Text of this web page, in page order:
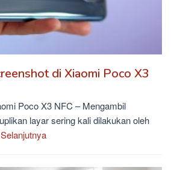
di Xiaomi Poco X3
Poco X3 NFC – Mengambil
layar sering kali dilakukan oleh
Selanjutnya